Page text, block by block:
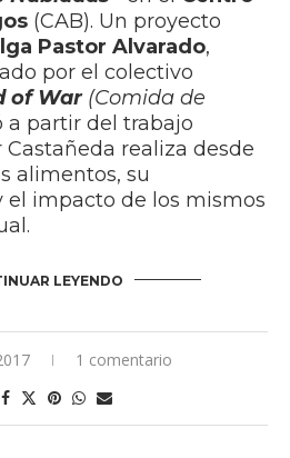
(CAB). Un proyecto
Pastor Alvarado,
por el colectivo
of War(Comida de
a partir del trabajo
Castañeda realiza desde
alimentos, su
impacto de los mismos
LEYENDO
1 comentario